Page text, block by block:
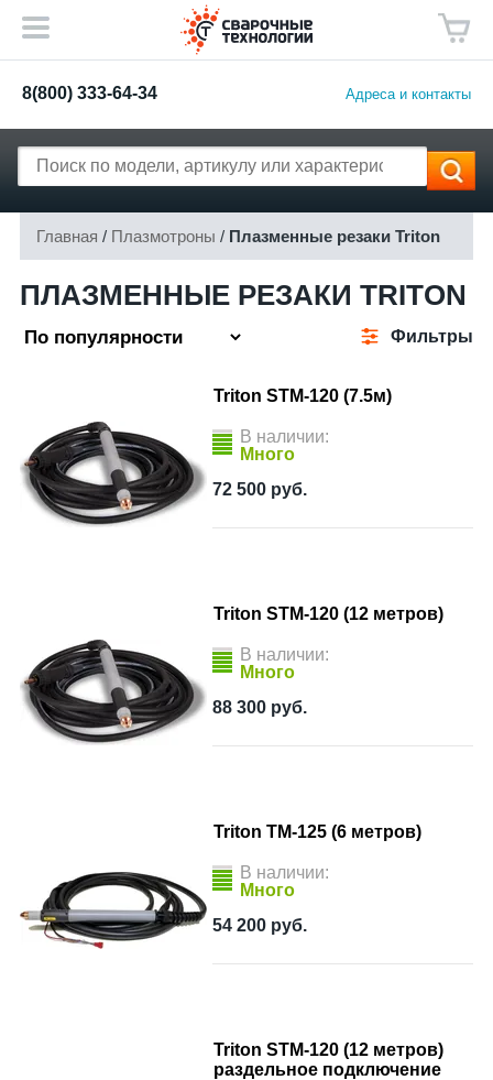
8(800) 333-64-34 Адреса и контакты
Главная / Плазмотроны / Плазменные резаки Triton
ПЛАЗМЕННЫЕ РЕЗАКИ TRITON
Фильтры
Triton STM-120 (7.5м)
В наличии:
Много
72 500 руб.
Triton STM-120 (12 метров)
В наличии:
Много
88 300 руб.
Triton TM-125 (6 метров)
В наличии:
Много
54 200 руб.
Triton STM-120 (12 метров)
раздельное подключение